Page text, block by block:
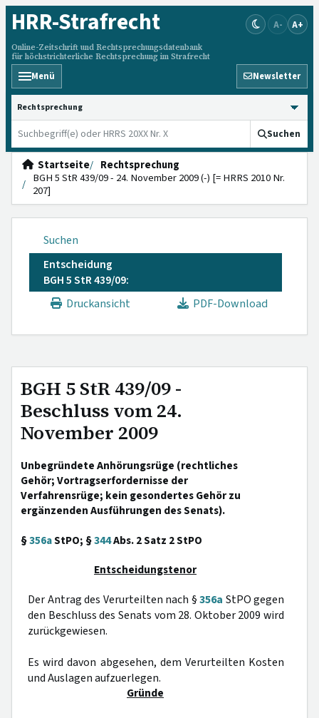
HRR-Strafrecht
Online-Zeitschrift und Rechtsprechungsdatenbank
für höchstrichterliche Rechtsprechung im Strafrecht
A- A+
Menü Newsletter
HRRS durchsuchen
Suchen
Startseite
Rechtsprechung
BGH 5 StR 439/09 - 24. November 2009 (-) [= HRRS 2010 Nr.
207]
Suchen
Entscheidung
BGH 5 StR 439/09:
Druckansicht
PDF-Download
BGH 5 StR 439/09 -
Beschluss vom 24.
November 2009
Unbegründete Anhörungsrüge (rechtliches
Gehör; Vortragserfordernisse der
Verfahrensrüge; kein gesondertes Gehör zu
ergänzenden Ausführungen des Senats).
§356aStPO; §344Abs. 2 Satz 2 StPO
Entscheidungstenor
Der Antrag des Verurteilten nach §356a StPO gegen
den Beschluss des Senats vom 28. Oktober 2009 wird
zurückgewiesen.
Es wird davon abgesehen, dem Verurteilten Kosten
und Auslagen aufzuerlegen.
Gründe